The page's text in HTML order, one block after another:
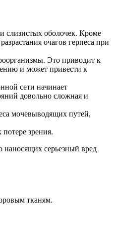
слизистых оболочек. Кроме
очагов герпеса при
Это приводит к
и может привести к
сети начинает
довольно сложная и
мочевыводящих путей,
зрения.
наносящих серьезный вред
тканям.